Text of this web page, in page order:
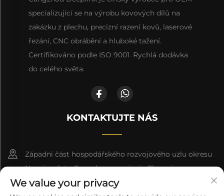
specializující se na výrobu kovových dílů na
zakázku z plechu, precizní razení kovů, laserové
řezání, CNC obrábění a hluboké tažení.
Certifikováno podle ISO 9001. Rychlá dodávka
do celého světa.
KONTAKTUJTE NÁS
Západní část hospodářského rozvojového uzlu okresu
Nanpi, město Cangzhou, provincie Che-pej
+86-18617745678
We value your privacy